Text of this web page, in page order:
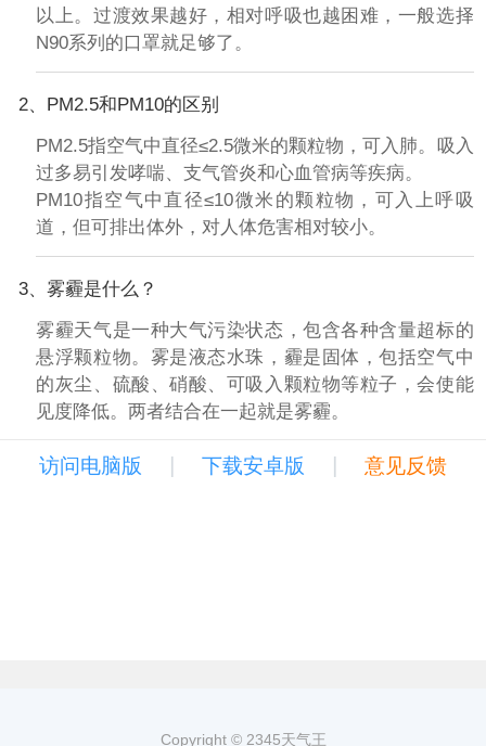
以上。过渡效果越好，相对呼吸也越困难，一般选择
N90系列的口罩就足够了。
2、PM2.5和PM10的区别
PM2.5指空气中直径≤2.5微米的颗粒物，可入肺。吸入
过多易引发哮喘、支气管炎和心血管病等疾病。
PM10指空气中直径≤10微米的颗粒物，可入上呼吸
道，但可排出体外，对人体危害相对较小。
3、雾霾是什么？
雾霾天气是一种大气污染状态，包含各种含量超标的
悬浮颗粒物。雾是液态水珠，霾是固体，包括空气中
的灰尘、硫酸、硝酸、可吸入颗粒物等粒子，会使能
见度降低。两者结合在一起就是雾霾。
访问电脑版 | 下载安卓版 | 意见反馈
Copyright © 2345天气王